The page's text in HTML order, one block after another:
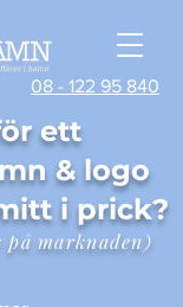
08 - 122 95 840
ett
& logo
i prick?
på marknaden)